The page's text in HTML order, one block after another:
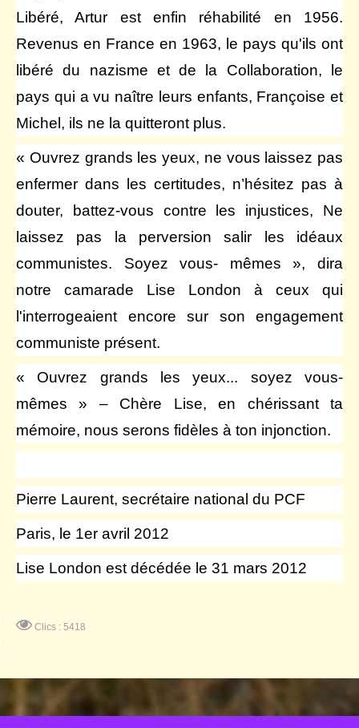
Libéré, Artur est enfin réhabilité en 1956.
Revenus en France en 1963, le pays qu'ils ont
libéré du nazisme et de la Collaboration, le
pays qui a vu naître leurs enfants, Françoise et
Michel, ils ne la quitteront plus.
« Ouvrez grands les yeux, ne vous laissez pas
enfermer dans les certitudes, n’hésitez pas à
douter, battez-vous contre les injustices, Ne
laissez pas la perversion salir les idéaux
communistes. Soyez vous- mêmes », dira
notre camarade Lise London à ceux qui
l'interrogeaient encore sur son engagement
communiste présent.
« Ouvrez grands les yeux... soyez vous-
mêmes » – Chère Lise, en chérissant ta
mémoire, nous serons fidèles à ton injonction.
Pierre Laurent, secrétaire national du PCF
Paris, le 1er avril 2012
Lise London est décédée le 31 mars 2012
Clics : 5418